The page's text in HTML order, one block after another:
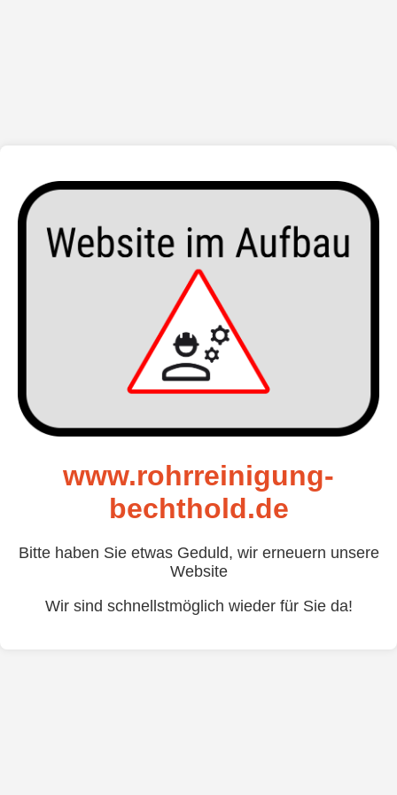
www.rohrreinigung-
bechthold.de
Bitte haben Sie etwas Geduld, wir erneuern unsere
Website
Wir sind schnellstmöglich wieder für Sie da!